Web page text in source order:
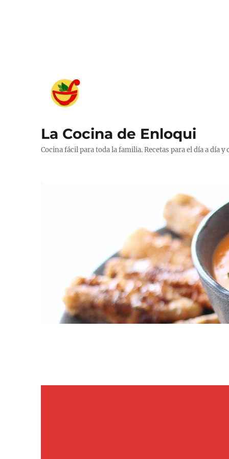
La Cocina de Enloqui
Cocina fácil para toda la familia. Recetas para el día a día